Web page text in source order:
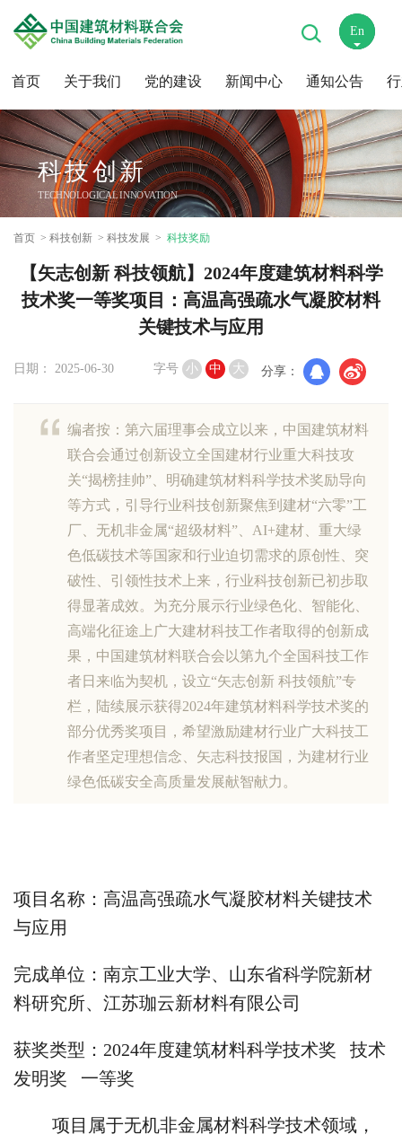
首页 关于我们 党的建设 新闻中心 通知公告
En
中
科技创新
TECHNOLOGICAL INNOVATION
首页 科技创新 科技发展 科技奖励
【矢志创新 科技领航】2024年度建筑材料科学
技术奖一等奖项目：高温高强疏水气凝胶材料
关键技术与应用
日期： 2025-06-30 字号 小 中 大 分享：
编者按：第六届理事会成立以来，中国建筑材料
联合会通过创新设立全国建材行业重大科技攻
关“揭榜挂帅”、明确建筑材料科学技术奖励导向
等方式，引导行业科技创新聚焦到建材“六零”工
厂、无机非金属“超级材料”、AI+建材、重大绿
色低碳技术等国家和行业迫切需求的原创性、突
破性、引领性技术上来，行业科技创新已初步取
得显著成效。为充分展示行业绿色化、智能化、
高端化征途上广大建材科技工作者取得的创新成
果，中国建筑材料联合会以第九个全国科技工作
者日来临为契机，设立“矢志创新 科技领航”专
栏，陆续展示获得2024年建筑材料科学技术奖的
部分优秀奖项目，希望激励建材行业广大科技工
作者坚定理想信念、矢志科技报国，为建材行业
绿色低碳安全高质量发展献智献力。
项目名称：高温高强疏水气凝胶材料关键技术
与应用
完成单位：南京工业大学、山东省科学院新材
料研究所、江苏珈云新材料有限公司
获奖类型：2024年度建筑材料科学技术奖 技术
发明奖 一等奖
项目属于无机非金属材料科学技术领域，